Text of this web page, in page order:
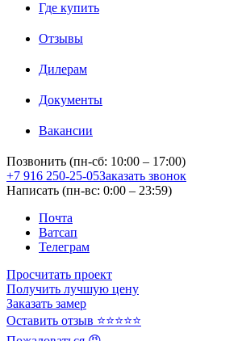
Где купить
Отзывы
Дилерам
Документы
Вакансии
Позвонить (пн-сб: 10:00 – 17:00)
+7 916 250-25-05Заказать звонок
Написать (пн-вс: 0:00 – 23:59)
Почта
Ватсап
Телеграм
Просчитать проект
Получить лучшую цену
Заказать замер
Оставить отзыв ⭐⭐⭐⭐⭐